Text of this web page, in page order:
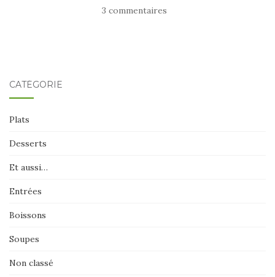
3 commentaires
CATÉGORIE
Plats
Desserts
Et aussi…
Entrées
Boissons
Soupes
Non classé